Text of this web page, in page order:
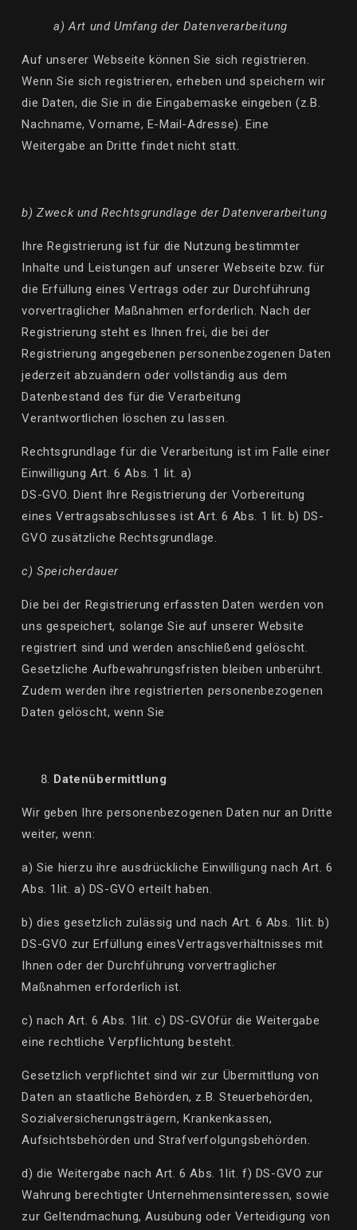
a) Art und Umfang der Datenverarbeitung
Auf unserer Webseite können Sie sich registrieren.
Wenn Sie sich registrieren, erheben und speichern wir
die Daten, die Sie in die Eingabemaske eingeben (z.B.
Nachname, Vorname, E-Mail-Adresse). Eine
Weitergabe an Dritte findet nicht statt.
b) Zweck und Rechtsgrundlage der Datenverarbeitung
Ihre Registrierung ist für die Nutzung bestimmter
Inhalte und Leistungen auf unserer Webseite bzw. für
die Erfüllung eines Vertrags oder zur Durchführung
vorvertraglicher Maßnahmen erforderlich. Nach der
Registrierung steht es Ihnen frei, die bei der
Registrierung angegebenen personenbezogenen Daten
jederzeit abzuändern oder vollständig aus dem
Datenbestand des für die Verarbeitung
Verantwortlichen löschen zu lassen.
Rechtsgrundlage für die Verarbeitung ist im Falle einer
Einwilligung Art. 6 Abs. 1 lit. a)
DS-GVO. Dient Ihre Registrierung der Vorbereitung
eines Vertragsabschlusses ist Art. 6 Abs. 1 lit. b) DS-
GVO zusätzliche Rechtsgrundlage.
c) Speicherdauer
Die bei der Registrierung erfassten Daten werden von
uns gespeichert, solange Sie auf unserer Website
registriert sind und werden anschließend gelöscht.
Gesetzliche Aufbewahrungsfristen bleiben unberührt.
Zudem werden ihre registrierten personenbezogenen
Daten gelöscht, wenn Sie
Datenübermittlung
Wir geben Ihre personenbezogenen Daten nur an Dritte
weiter, wenn:
a) Sie hierzu ihre ausdrückliche Einwilligung nach Art. 6
Abs. 1 lit. a) DS-GVO erteilt haben.
b) dies gesetzlich zulässig und nach Art. 6 Abs. 1lit. b)
DS-GVO zur Erfüllung einesVertragsverhältnisses mit
Ihnen oder der Durchführung vorvertraglicher
Maßnahmen erforderlich ist.
c) nach Art. 6 Abs. 1 lit. c) DS-GVOfür die Weitergabe
eine rechtliche Verpflichtung besteht.
Gesetzlich verpflichtet sind wir zur Übermittlung von
Daten an staatliche Behörden, z.B. Steuerbehörden,
Sozialversicherungsträgern, Krankenkassen,
Aufsichtsbehörden und Strafverfolgungsbehörden.
d) die Weitergabe nach Art. 6 Abs. 1 lit. f) DS-GVO zur
Wahrung berechtigter Unternehmensinteressen, sowie
zur Geltendmachung, Ausübung oder Verteidigung von